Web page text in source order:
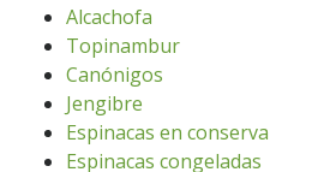
Alcachofa
Topinambur
Canónigos
Jengibre
Espinacas en conserva
Espinacas congeladas